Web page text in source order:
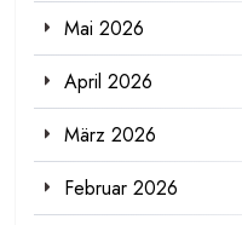
Mai 2026
April 2026
März 2026
Februar 2026